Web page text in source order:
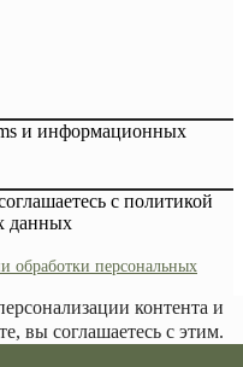
и информационных
с политикой
данных
обработки персональных
контента и
вы соглашаетесь с этим.